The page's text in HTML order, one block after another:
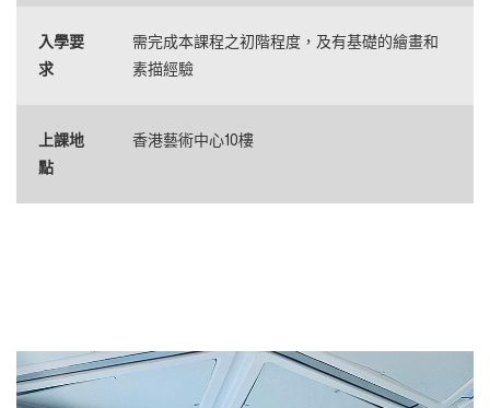
入學要
求
需完成本課程之初階程度，及有基礎的繪畫和
素描經驗
上課地
點
香港藝術中心10樓